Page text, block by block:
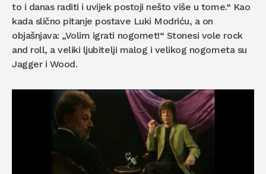
to i danas raditi i uvijek postoji nešto više u tome.“ Kao
kada slično pitanje postave Luki Modriću, a on
objašnjava: „Volim igrati nogomet!“ Stonesi vole rock
and roll, a veliki ljubitelji malog i velikog nogometa su
Jagger i Wood.